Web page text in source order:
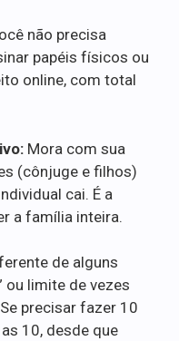
não precisa
papéis físicos ou
online, com total
Mora com sua
(cônjuge e filhos)
cai. É a
a família inteira.
de alguns
ou limite de vezes
precisar fazer 10
10, desde que